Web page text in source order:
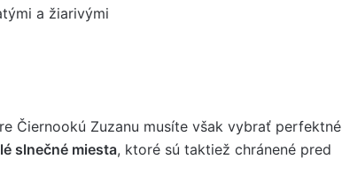
a žiarivými
Čiernookú Zuzanu musíte však vybrať perfektné
slnečné miesta, ktoré sú taktiež chránené pred